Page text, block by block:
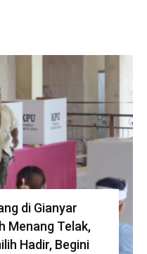
di Gianyar
Menang Telak,
Hadir, Begini